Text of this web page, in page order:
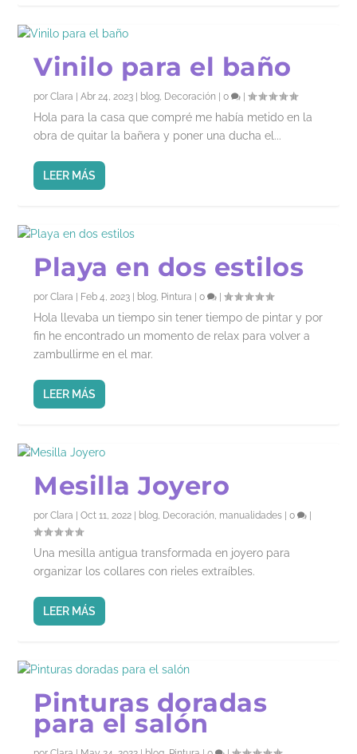
Vinilo para el baño
porClara |Abr 24, 2023 | blog Decoración |0 |
Hola para la casa que compré me había metido en la
obra de quitar la bañera y poner una ducha el...
LEER MÁS
Playa en dos estilos
porClara | Feb 4, 2023 | blog Pintura |0 |
Hola llevaba un tiempo sin tener tiempo de pintar y por
fin he encontrado un momento de relax para volver a
zambullirme en el mar.
LEER MÁS
Mesilla Joyero
porClara |Oct 11, 2022 | blog Decoración manualidades |0 |
Una mesilla antigua transformada en joyero para
organizar los collares con rieles extraíbles.
LEER MÁS
Pinturas doradas
para el salón